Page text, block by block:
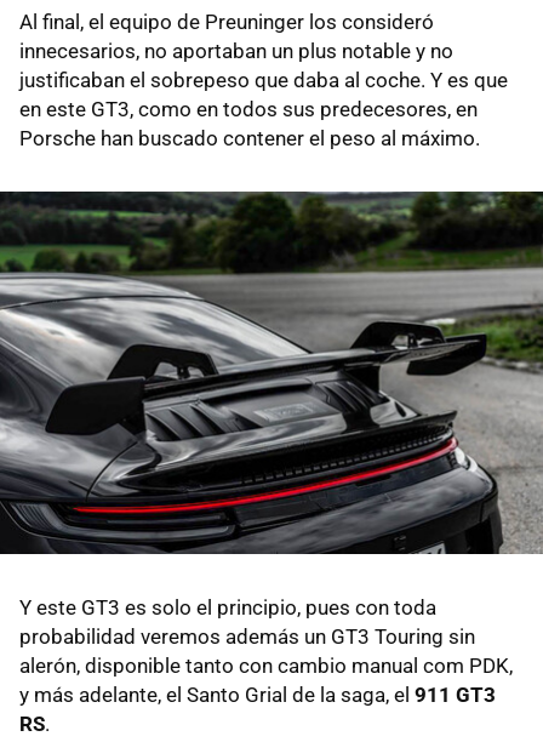
Al final, el equipo de Preuninger los consideró
innecesarios, no aportaban un plus notable y no
justificaban el sobrepeso que daba al coche. Y es que
en este GT3, como en todos sus predecesores, en
Porsche han buscado contener el peso al máximo.
Y este GT3 es solo el principio, pues con toda
probabilidad veremos además un GT3 Touring sin
alerón, disponible tanto con cambio manual com PDK,
y más adelante, el Santo Grial de la saga, el 911 GT3
RS.